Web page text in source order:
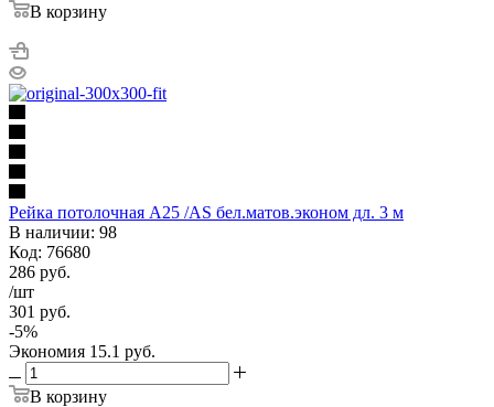
В корзину
Рейка потолочная А25 /AS бел.матов.эконом дл. 3 м
В наличии: 98
Код: 76680
286 руб.
/шт
301 руб.
-5%
Экономия 15.1 руб.
В корзину